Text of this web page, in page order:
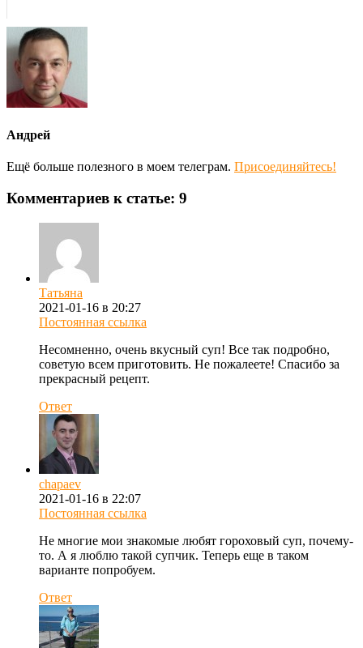
Андрей
Ещё больше полезного в моем телеграм. Присоединяйтесь!
Комментариев к статье: 9
Татьяна
2021-01-16 в 20:27
Постоянная ссылка
Несомненно, очень вкусный суп! Все так подробно,
советую всем приготовить. Не пожалеете! Спасибо за
прекрасный рецепт.
Ответ
chapaev
2021-01-16 в 22:07
Постоянная ссылка
Не многие мои знакомые любят гороховый суп, почему-
то. А я люблю такой супчик. Теперь еще в таком
варианте попробуем.
Ответ